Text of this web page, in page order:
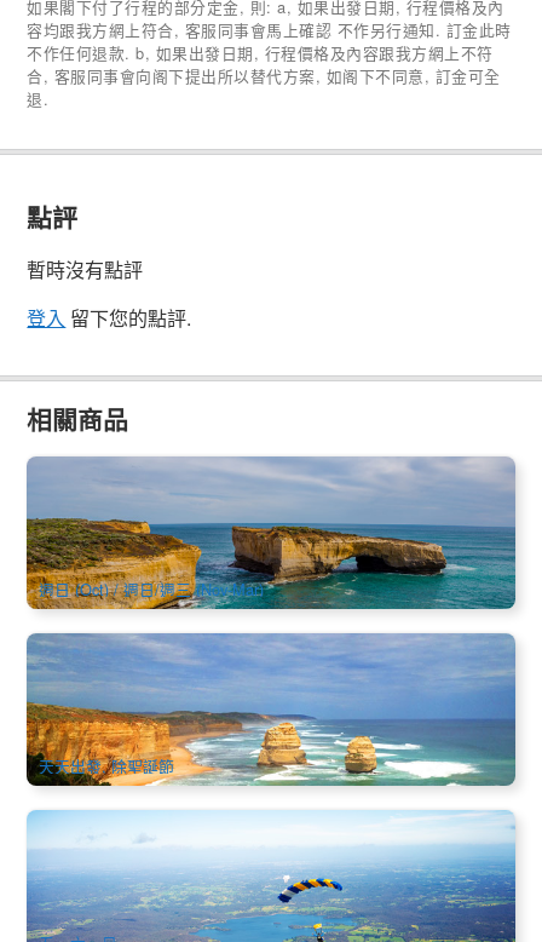
如果閣下付了行程的部分定金, 則: a, 如果出發日期, 行程價格及內
容均跟我方網上符合, 客服同事會馬上確認 不作另行通知. 訂金此時
不作任何退款. b, 如果出發日期, 行程價格及內容跟我方網上不符
合, 客服同事會向阁下提出所以替代方案, 如阁下不同意, 訂金可全
退.
點評
暫時沒有點評
登入 留下您的點評.
相關商品
深入大洋路 | 墨爾本大洋路2天1夜深度全覽+雨林探祕(英文)
93 已預訂
AUD $513.00 $575.00
MEL05229
週日 (Oct) / 週日/週三 (Nov-Mar)
墨爾本 | 大洋路+十二門徒 旅遊觀光一日遊 (英文小團體, 墨爾
本市區出發)
1.2k 已預訂
AUD $126.00 $135.00
天天出發, 除聖誕節
亞拉河谷高空跳傘(Skydive Yarra Valley)
1.6k 已預訂
AUD $361.00 $379.00
MEL05145